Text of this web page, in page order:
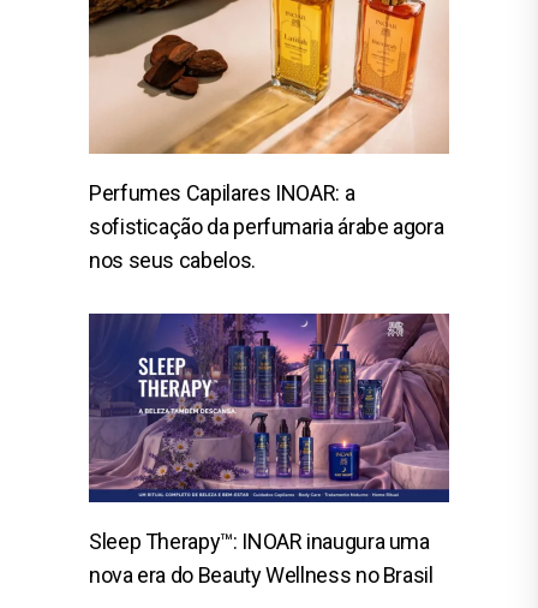
Perfumes Capilares INOAR: a
sofisticação da perfumaria árabe agora
nos seus cabelos.
Sleep Therapy™: INOAR inaugura uma
nova era do Beauty Wellness no Brasil